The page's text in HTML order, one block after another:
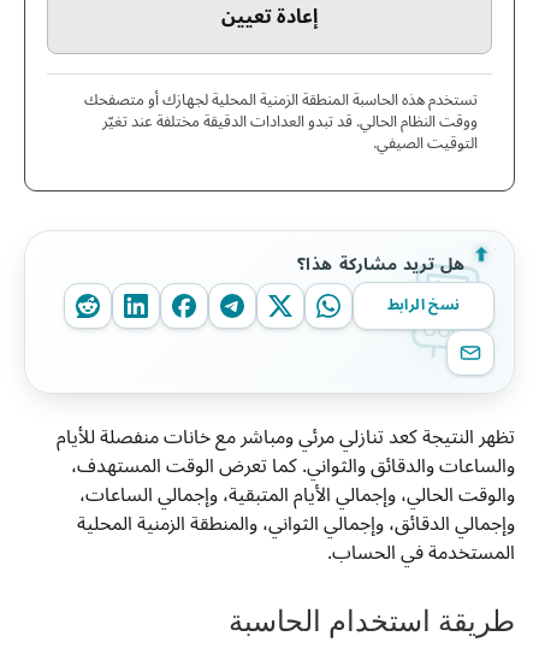
إعادة تعيين
تستخدم هذه الحاسبة المنطقة الزمنية المحلية لجهازك أو متصفحك
ووقت النظام الحالي. قد تبدو العدادات الدقيقة مختلفة عند تغيّر
التوقيت الصيفي.
هل تريد مشاركة هذا؟
نسخ الرابط
تظهر النتيجة كعد تنازلي مرئي ومباشر مع خانات منفصلة للأيام
والساعات والدقائق والثواني. كما تعرض الوقت المستهدف،
والوقت الحالي، وإجمالي الأيام المتبقية، وإجمالي الساعات،
وإجمالي الدقائق، وإجمالي الثواني، والمنطقة الزمنية المحلية
المستخدمة في الحساب.
طريقة استخدام الحاسبة